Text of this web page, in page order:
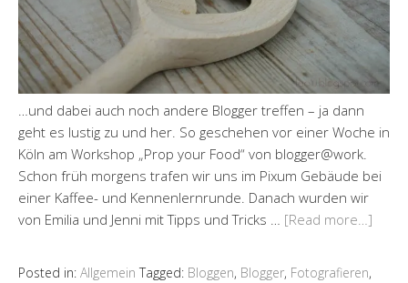
…und dabei auch noch andere Blogger treffen – ja dann
geht es lustig zu und her. So geschehen vor einer Woche in
Köln am Workshop „Prop your Food“ von blogger@work.
Schon früh morgens trafen wir uns im Pixum Gebäude bei
einer Kaffee- und Kennenlernrunde. Danach wurden wir
von Emilia und Jenni mit Tipps und Tricks … [Read more…]
Posted in: Allgemein Tagged: Bloggen, Blogger, Fotografieren,